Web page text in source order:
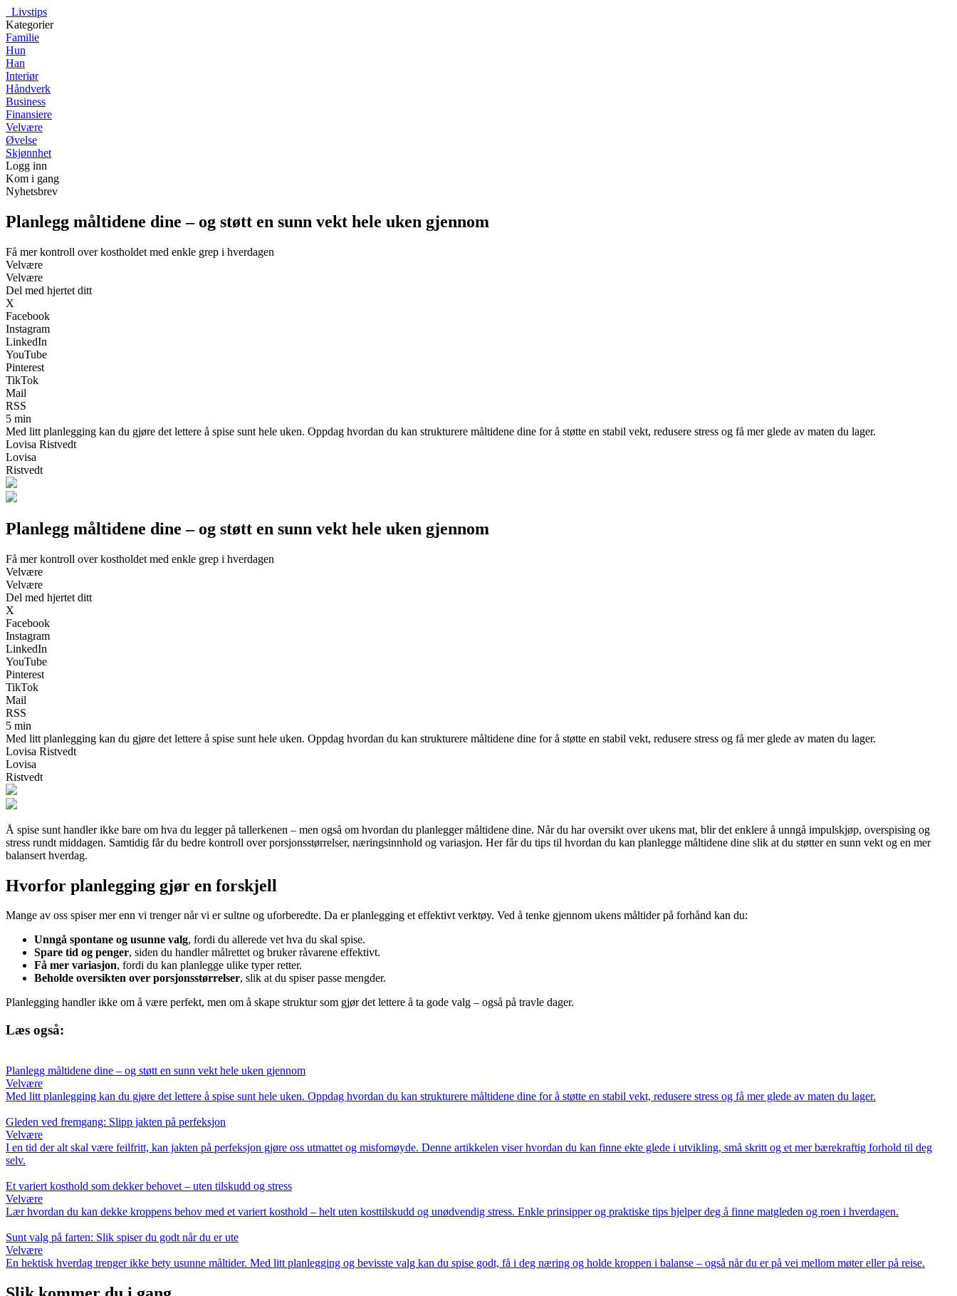
Livstips
Kategorier
Familie
Hun
Han
Interiør
Håndverk
Business
Finansiere
Velvære
Øvelse
Skjønnhet
Logg inn
Kom i gang
Nyhetsbrev
Planlegg måltidene dine – og støtt en sunn vekt hele uken gjennom
Få mer kontroll over kostholdet med enkle grep i hverdagen
Velvære
Velvære
Del med hjertet ditt
X
Facebook
Instagram
LinkedIn
YouTube
Pinterest
TikTok
Mail
RSS
5 min
Med litt planlegging kan du gjøre det lettere å spise sunt hele uken. Oppdag hvordan du kan strukturere måltidene dine for å støtte en stabil vekt, redusere stress og få mer glede av maten du lager.
Lovisa Ristvedt
Lovisa
Ristvedt
Planlegg måltidene dine – og støtt en sunn vekt hele uken gjennom
Få mer kontroll over kostholdet med enkle grep i hverdagen
Velvære
Velvære
Del med hjertet ditt
X
Facebook
Instagram
LinkedIn
YouTube
Pinterest
TikTok
Mail
RSS
5 min
Med litt planlegging kan du gjøre det lettere å spise sunt hele uken. Oppdag hvordan du kan strukturere måltidene dine for å støtte en stabil vekt, redusere stress og få mer glede av maten du lager.
Lovisa Ristvedt
Lovisa
Ristvedt
Å spise sunt handler ikke bare om hva du legger på tallerkenen – men også om hvordan du planlegger måltidene dine. Når du har oversikt over ukens mat, blir det enklere å unngå impulskjøp, overspising og
stress rundt middagen. Samtidig får du bedre kontroll over porsjonsstørrelser, næringsinnhold og variasjon. Her får du tips til hvordan du kan planlegge måltidene dine slik at du støtter en sunn vekt og en mer
balansert hverdag.
Hvorfor planlegging gjør en forskjell
Mange av oss spiser mer enn vi trenger når vi er sultne og uforberedte. Da er planlegging et effektivt verktøy. Ved å tenke gjennom ukens måltider på forhånd kan du:
Unngå spontane og usunne valg, fordi du allerede vet hva du skal spise.
Spare tid og penger, siden du handler målrettet og bruker råvarene effektivt.
Få mer variasjon, fordi du kan planlegge ulike typer retter.
Beholde oversikten over porsjonsstørrelser, slik at du spiser passe mengder.
Planlegging handler ikke om å være perfekt, men om å skape struktur som gjør det lettere å ta gode valg – også på travle dager.
Læs også:
Planlegg måltidene dine – og støtt en sunn vekt hele uken gjennom
Velvære
Med litt planlegging kan du gjøre det lettere å spise sunt hele uken. Oppdag hvordan du kan strukturere måltidene dine for å støtte en stabil vekt, redusere stress og få mer glede av maten du lager.
Gleden ved fremgang: Slipp jakten på perfeksjon
Velvære
I en tid der alt skal være feilfritt, kan jakten på perfeksjon gjøre oss utmattet og misfornøyde. Denne artikkelen viser hvordan du kan finne ekte glede i utvikling, små skritt og et mer bærekraftig forhold til deg
selv.
Et variert kosthold som dekker behovet – uten tilskudd og stress
Velvære
Lær hvordan du kan dekke kroppens behov med et variert kosthold – helt uten kosttilskudd og unødvendig stress. Enkle prinsipper og praktiske tips hjelper deg å finne matgleden og roen i hverdagen.
Sunt valg på farten: Slik spiser du godt når du er ute
Velvære
En hektisk hverdag trenger ikke bety usunne måltider. Med litt planlegging og bevisste valg kan du spise godt, få i deg næring og holde kroppen i balanse – også når du er på vei mellom møter eller på reise.